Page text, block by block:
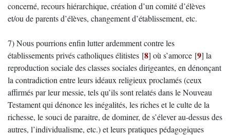
concerné, recours hiérarchique, création d’un comité d’élèves
et/ou de parents d’élèves, changement d’établissement, etc.
7) Nous pourrions enfin lutter ardemment contre les
établissements privés catholiques élitistes [8] où s’amorce [9] la
reproduction sociale des classes sociales dirigeantes, en dénonçant
la contradiction entre leurs idéaux religieux proclamés (ceux
affirmés par leur messie, tels qu’ils sont relatés dans le Nouveau
Testament qui dénonce les inégalités, les riches et le culte de la
richesse, le souci de paraitre, de dominer, de s’élever au-dessus des
autres, l’individualisme, etc.) et leurs pratiques pédagogiques